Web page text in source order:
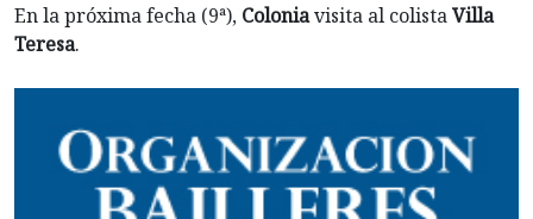
En la próxima fecha (9ª), Coloniavisita al colistaVilla
Teresa.